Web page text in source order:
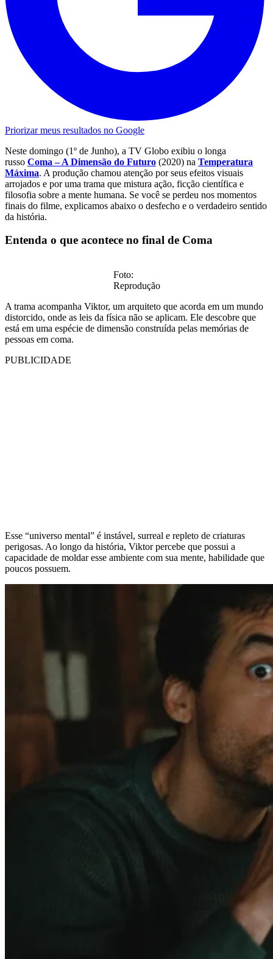
Priorizar meus resultados no Google
Neste domingo (1º de Junho), a TV Globo exibiu o longa
russo Coma – A Dimensão do Futuro (2020) na Temperatura
Máxima. A produção chamou atenção por seus efeitos visuais
arrojados e por uma trama que mistura ação, ficção científica e
filosofia sobre a mente humana. Se você se perdeu nos momentos
finais do filme, explicamos abaixo o desfecho e o verdadeiro sentido
da história.
Entenda o que acontece no final de Coma
Foto:
Reprodução
A trama acompanha Viktor, um arquiteto que acorda em um mundo
distorcido, onde as leis da física não se aplicam. Ele descobre que
está em uma espécie de dimensão construída pelas memórias de
pessoas em coma.
PUBLICIDADE
Esse “universo mental” é instável, surreal e repleto de criaturas
perigosas. Ao longo da história, Viktor percebe que possui a
capacidade de moldar esse ambiente com sua mente, habilidade que
poucos possuem.